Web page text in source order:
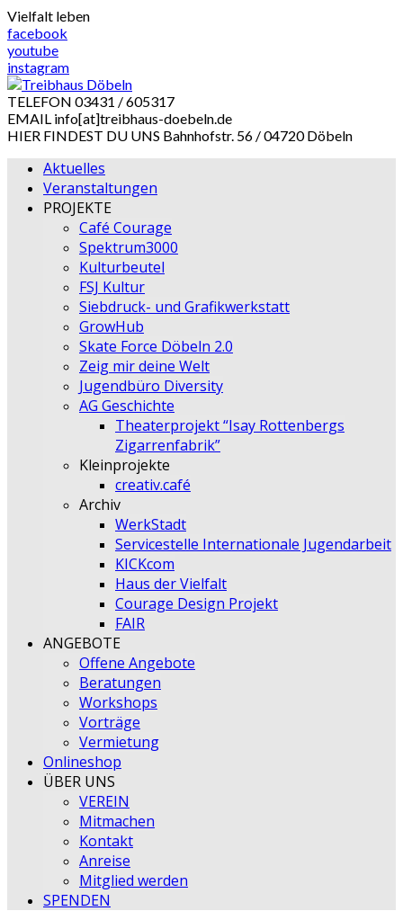
Skip
to
content
Vielfalt leben
facebook
youtube
instagram
TELEFON 03431 / 605317
EMAIL info[at]treibhaus-doebeln.de
HIER FINDEST DU UNS Bahnhofstr. 56 / 04720 Döbeln
Aktuelles
Veranstaltungen
PROJEKTE
Café Courage
Spektrum3000
Kulturbeutel
FSJ Kultur
Siebdruck- und Grafikwerkstatt
GrowHub
Skate Force Döbeln 2.0
Zeig mir deine Welt
Jugendbüro Diversity
AG Geschichte
Theaterprojekt “Isay Rottenbergs
Zigarrenfabrik”
Kleinprojekte
creativ.café
Archiv
WerkStadt
Servicestelle Internationale Jugendarbeit
KICKcom
Haus der Vielfalt
Courage Design Projekt
FAIR
ANGEBOTE
Offene Angebote
Beratungen
Workshops
Vorträge
Vermietung
Onlineshop
ÜBER UNS
VEREIN
Mitmachen
Kontakt
Anreise
Mitglied werden
SPENDEN